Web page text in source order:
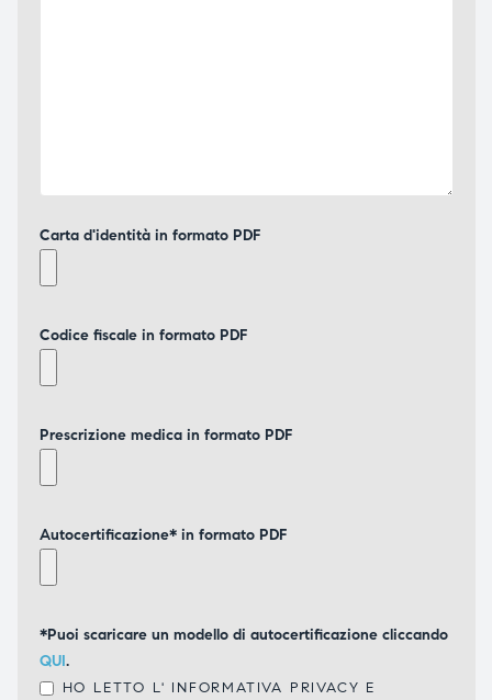
Carta d'identità in formato PDF
Codice fiscale in formato PDF
Prescrizione medica in formato PDF
Autocertificazione* in formato PDF
*Puoi scaricare un modello di autocertificazione cliccando
QUI.
HO LETTO L' INFORMATIVA PRIVACY E